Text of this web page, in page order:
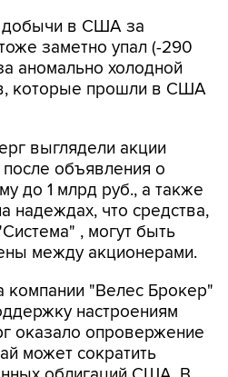
добычи в США за
заметно упал (-290
аномально холодной
которые прошли в США
выглядели акции
объявления о
до 1 млрд руб., а также
надеждах, что средства,
, могут быть
между акционерами.
компании "Велес Брокер"
настроениям
оказало опровержение
может сократить